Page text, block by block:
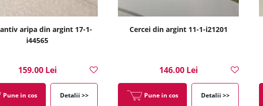
aripa din argint 17-1-
i44565
159.00 Lei
Pune in cos Detalii >>
Cercei din argint 11-1-i21201
146.00 Lei
Pune in cos Detalii >>